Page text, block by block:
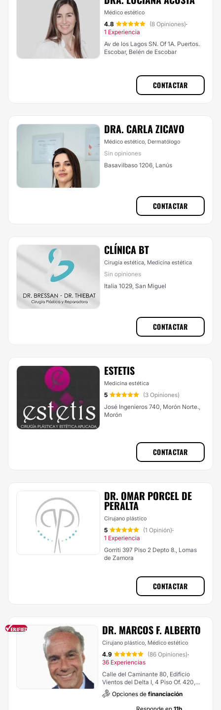
Médico estético
4.8 (8 Opiniones)·
1 Experiencia
Av de los Lagos SN. Of 1A. Puertos.
Escobar, Belén de Escobar
CONTACTAR
DRA. CARLA ZICAVO
Médico estético, Dermatólogo
Sin opiniones
Basavilbaso 1206, Lanús
CONTACTAR
CLÍNICA BT
Cirugía estética, Medicina estética
Sin opiniones
Italia 1029, San Miguel
CONTACTAR
ESTETIS
Medicina estética
5
(3 Opiniones)
José Ingenieros 740, Morón Norte.,
Morón
CONTACTAR
DR. OMAR PORCEL DE
PERALTA
Cirujano plástico
5 (1 Opinión)·
1 Experiencia
Gorriti 397 Piso 2 Depto 8., Lomas
de Zamora
CONTACTAR
DR. MARCOS F. ALBERTO
Cirujano plástico, Médico estético
4.9 (86 Opiniones)·
36 Experiencias
Calle del Caminante 80, Edificio
Vientos del Delta I, 4 Piso Of. 420,
Nordelta
Opciones de financiación